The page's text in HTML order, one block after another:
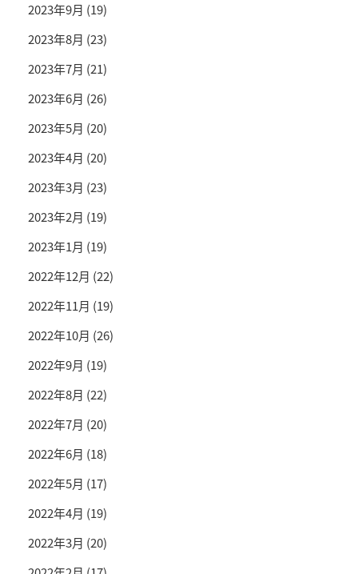
2023年9月 (19)
2023年8月 (23)
2023年7月 (21)
2023年6月 (26)
2023年5月 (20)
2023年4月 (20)
2023年3月 (23)
2023年2月 (19)
2023年1月 (19)
2022年12月 (22)
2022年11月 (19)
2022年10月 (26)
2022年9月 (19)
2022年8月 (22)
2022年7月 (20)
2022年6月 (18)
2022年5月 (17)
2022年4月 (19)
2022年3月 (20)